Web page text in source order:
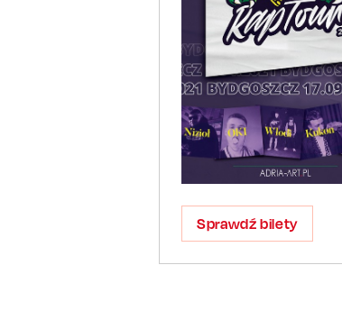
Sprawdź bilety